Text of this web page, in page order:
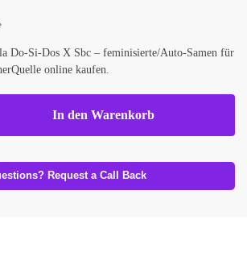
Do-Si-Dos X Sbc – feminisierte/Auto-Samen für
online kaufen.
In den Warenkorb
Request a Call Back